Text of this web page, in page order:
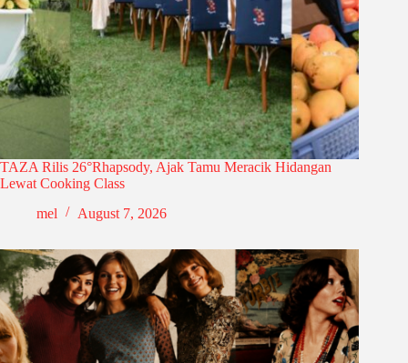
TAZA Rilis 26°Rhapsody, Ajak Tamu Meracik Hidangan
Lewat Cooking Class
mel
August 7, 2026